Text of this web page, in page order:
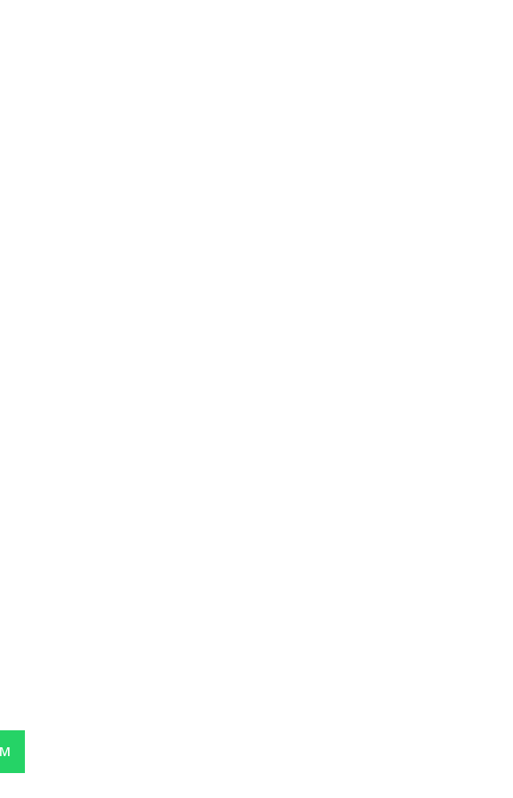
celkem 5 restaurací, (hlavní restaurace, thajská, japonská, plážová, s mořskými plody)
túry / výšlapy, tenisové kurty, plážový volejbal, pozemní sporty, fitness centrum
hledání pokladu, apod.)